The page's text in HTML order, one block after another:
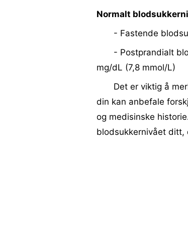
Normalt
- Fastende
- Postprandialt
mg/dL (7,8 mmol/L)
Det er viktig å
din kan anbefale
og medisinske
blodsukkernivået ditt,